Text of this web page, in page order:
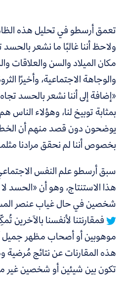
تعمقأرسطوفي تحليل هذه
ولاحظ أننا غالبًا ما نشعر
مكان الميلاد والسن والعلاقات
والوجاهة الاجتماعية، وأخيرًا
«إضافة إلى أننا نشعر بالحسد
بمثابة توبيخ لنا، وهؤلاء الناس هم
يوضحون دون قصد منهم أن الخطأ
بخصوص أننا لم نحقق مرادنا
سبق أرسطو علم النفس
هذا الاستنتاج، وهو أن«الحسد لا
شخصين في حال غياب عنصر
فمقارنتنا لأنفسنا بالآخرين
موهوبين أو أصحاب مظهر جميل
هذه المقارنات عن نتائج مُرضية
تكون بين شيئين أو شخصين غير